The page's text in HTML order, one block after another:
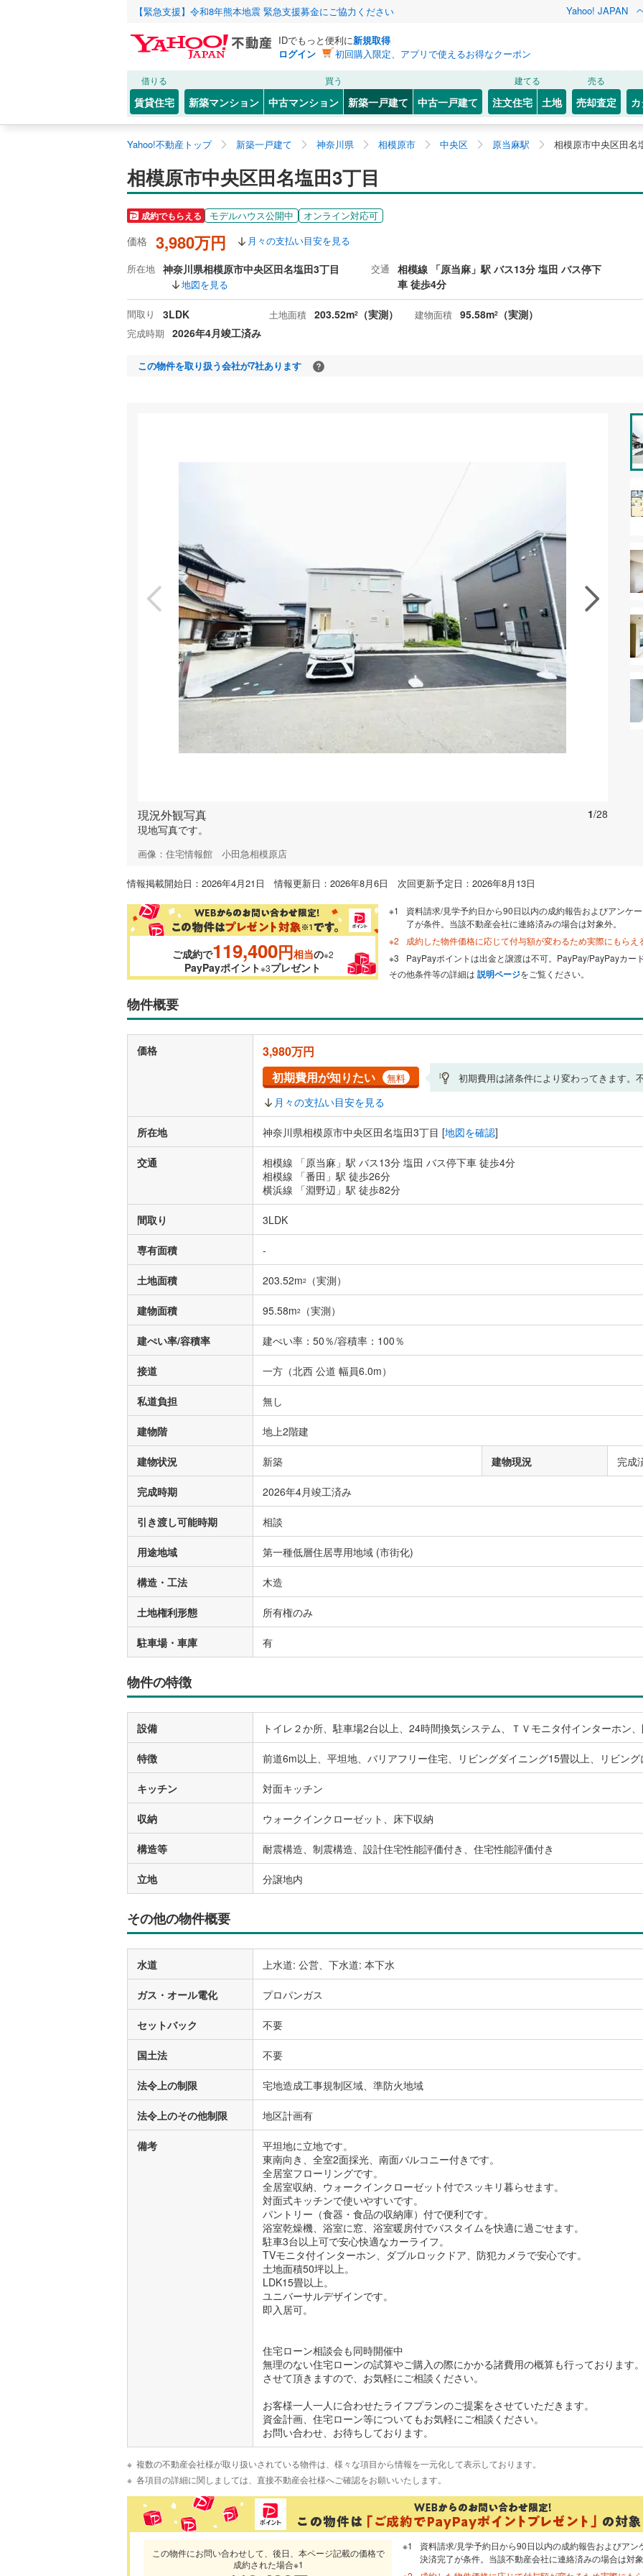
【緊急支援】令和8年熊本地震 緊急支援募金にご協力ください Yahoo! JAPAN
IDでもっと便利に新規取得
ログイン
初回購入限定、アプリで使えるお得なクーポン
借りる
賃貸住宅
買う
新築マンション 中古マンション 新築一戸建て 中古一戸建て
建てる
注文住宅 土地
売る
売却査定
Yahoo!不動産トップ 新築一戸建て 神奈川県 相模原市 中央区 原当麻駅 相模原市中央区田名
相模原市中央区田名塩田3丁目
成約でもらえる モデルハウス公開中 オンライン対応可
価格 3,980万円 月々の支払い目安を見る
所在地 神奈川県相模原市中央区田名塩田3丁目
地図を見る
交通
相模線 「原当麻」駅 バス13分 塩田 バス停下
車 徒歩4分
間取り 3LDK 土地面積 203.52m2 （実測） 建物面積 95.58m2 （実測）
完成時期 2026年4月竣工済み
この物件を取り扱う会社が7社あります
室内･現地を見学する 無料
特徴の似た物件を見る
お気に入りに追加する
1/28
現況外観写真
現地写真です。
画像：住宅情報館 小田急相模原店
情報掲載開始日：2026年4月21日 情報更新日：2026年8月6日 次回更新予定日：2026年8月13日
ご成約で119,400円相当の※2
PayPayポイント※3プレゼント
資料請求/見学予約日から90日以内の成約報告およびアンケ
了が条件。当該不動産会社に連絡済みの場合は対象外。
成約した物件価格に応じて付与額が変わるため実際にもらえ
PayPayポイントは出金と譲渡は不可。PayPay/PayPayカー
その他条件等の詳細は 説明ページをご覧ください。
物件概要
価格
3,980万円
初期費用が知りたい
無料 初期費用は諸条件により変わってきます。
月々の支払い目安を見る
所在地 神奈川県相模原市中央区田名塩田3丁目 [地図を確認]
交通
相模線 「原当麻」駅 バス13分 塩田 バス停下車 徒歩4分
相模線 「番田」駅 徒歩26分
横浜線 「淵野辺」駅 徒歩82分
間取り 3LDK
専有面積 -
土地面積 203.52m2 （実測）
建物面積 95.58m2 （実測）
建ぺい率/容積率 建ぺい率：50％/容積率：100％
接道 一方（北西 公道 幅員6.0m）
私道負担 無し
建物階 地上2階建
建物状況 新築 建物現況 完成
完成時期 2026年4月竣工済み
引き渡し可能時期 相談
用途地域 第一種低層住居専用地域 (市街化)
構造・工法 木造
土地権利形態 所有権のみ
駐車場・車庫 有
物件の特徴
設備 トイレ２か所、駐車場2台以上、24時間換気システム、ＴＶモニタ付インターホン
特徴 前道6m以上、平坦地、バリアフリー住宅、リビングダイニング15畳以上、リビン
キッチン 対面キッチン
収納 ウォークインクローゼット、床下収納
構造等 耐震構造、制震構造、設計住宅性能評価付き、住宅性能評価付き
立地 分譲地内
その他の物件概要
水道 上水道: 公営、下水道: 本下水
ガス・オール電化 プロパンガス
セットバック 不要
国土法 不要
法令上の制限 宅地造成工事規制区域、準防火地域
法令上のその他制限 地区計画有
備考
平坦地に立地です。
東南向き、全室2面採光、南面バルコニー付きです。
全居室フローリングです。
全居室収納、ウォークインクローゼット付でスッキリ暮らせます。
対面式キッチンで使いやすいです。
パントリー（食器・食品の収納庫）付で便利です。
浴室乾燥機、浴室に窓、浴室暖房付でバスタイムを快適に過ごせます。
駐車3台以上可で安心快適なカーライフ。
TVモニタ付インターホン、ダブルロックドア、防犯カメラで安心です。
土地面積50坪以上。
LDK15畳以上。
ユニバーサルデザインです。
即入居可。
住宅ローン相談会も同時開催中
無理のない住宅ローンの試算やご購入の際にかかる諸費用の概算も行っております
させて頂きますので、お気軽にご相談ください。
お客様一人一人に合わせたライフプランのご提案をさせていただきます。
資金計画、住宅ローン等についてもお気軽にご相談ください。
お問い合わせ、お待ちしております。
複数の不動産会社様が取り扱いされている物件は、様々な項目から情報を一元化して表示しております。
各項目の詳細に関しましては、直接不動産会社様へご確認をお願いいたします。
この物件にお問い合わせして、後日、本ページ記載の価格で
成約された場合※1
資料請求/見学予約日から90日以内の成約報告およびア
決済完了が条件。当該不動産会社に連絡済みの場合は対